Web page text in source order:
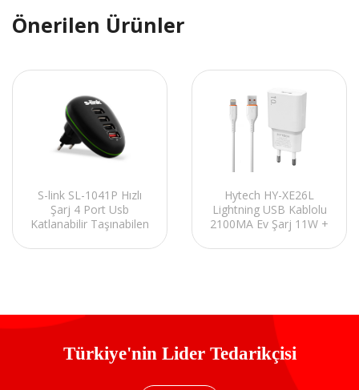
Önerilen Ürünler
S-link SL-1041P Hızlı
Şarj 4 Port Usb
Katlanabilir Taşınabilen
Hytech HY-XE26L
Lightning USB Kablolu
2100MA Ev Şarj 11W +
Adaptör Seti
Türkiye'nin Lider Tedarikçisi